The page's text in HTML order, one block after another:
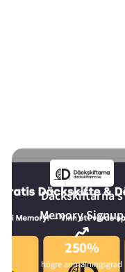
Däckskiftarna’s
Memory Signup
250%
högre anmälningsgrad